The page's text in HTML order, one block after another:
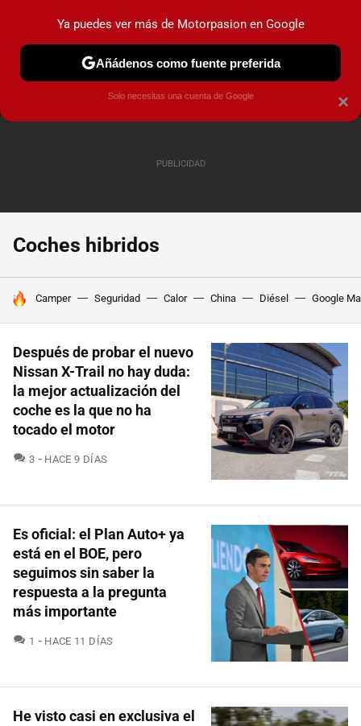
MENÚ NUEVO
COCHES ELÉCTRICOS OBSERVATORIO
Coches hibridos
HOY SE HABLA DE
Camper Seguridad Calor China Diésel Google
Después de probar el nuevo
Nissan X-Trail no hay duda:
la mejor actualización del
coche es la que no ha
tocado el motor
3 COMENTARIOS
HACE 9 DÍAS
Es oficial: el Plan Auto+ ya
está en el BOE, pero
seguimos sin saber la
respuesta a la pregunta
más importante
1 COMENTARIOS
HACE 11 DÍAS
He visto casi en exclusiva el
×
Ya puedes ver más de Motorpasion en Google
Añádenos como fuente preferida
Solo necesitas una cuenta de Google